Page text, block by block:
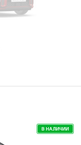
В НАЛИЧИИ